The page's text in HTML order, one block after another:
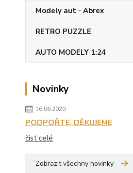
Modely aut - Abrex
RETRO PUZZLE
AUTO MODELY 1:24
Novinky
16.06.2020
PODPOŘTE, DĚKUJEME
číst celé
Zobrazit všechny novinky